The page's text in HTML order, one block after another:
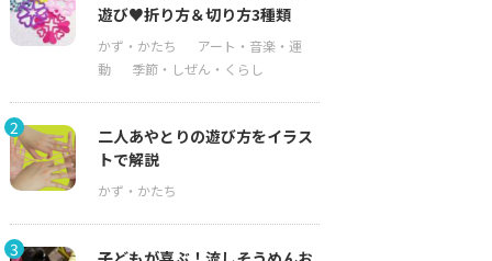
遊び♥折り方＆切り方3種類
2
二人あやとりの遊び方をイラス
トで解説
3